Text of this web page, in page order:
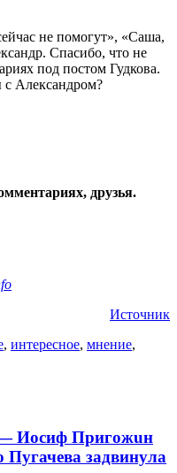
не помогут», «Саша,
Спасибо, что не
под постом Гудкова.
Александром?
друзья.
Источник
, интересное, мнение,
Иосиф Пpигожuн
Пугачева задвинула